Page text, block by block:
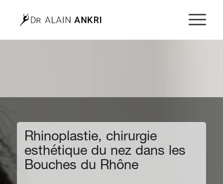
Rhinoplastie, chirurgie
esthétique du nez dans les
Bouches du Rhône